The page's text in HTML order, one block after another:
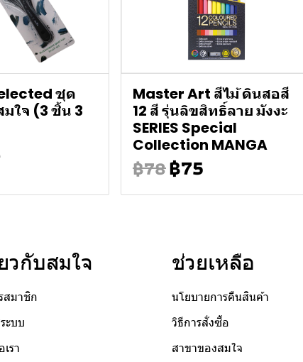
ชุด
ใจ (3 ชิ้น 3
Master Art สีไม้ ดินสอสี
12 สี รุ่นลิขสิทธิ์ลาย มังงะ
SERIES Special
Collection MANGA
฿78฿75
วกับสมใจ
สมาชิก
ะบบ
รา
ช่วยเหลือ
นโยบายการคืนสินค้า
วิธีการสั่งซื้อ
สาขาของสมใจ